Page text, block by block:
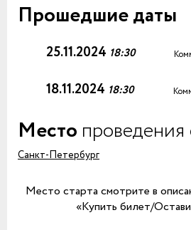
Прошедшие даты
25.11.2024 18:30
18.11.2024 18:30
Место
Санкт-Петербург
Место старта смотрите в
«Купить билет/